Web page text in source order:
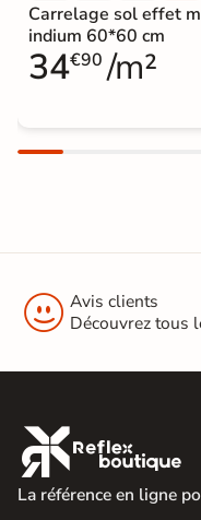
Carrelage sol effet
indium 60*60 cm
34€90 /m²
 Avis clients
Découvrez tous

La référence en ligne